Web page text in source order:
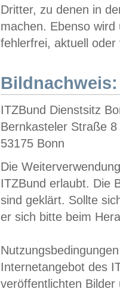
Dritter, zu denen in
machen. Ebenso
fehlerfrei, aktuell oder
Bildnachweis:
ITZBund Dienstsitz
Bernkasteler Straße 8
53175 Bonn
Die
ITZBund erlaubt. Die
sind geklärt. Sollte
er sich bitte beim
Internetangebot des
veröffentlichten